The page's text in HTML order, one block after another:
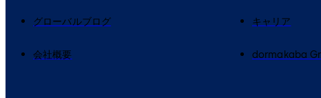
グローバルブログ キャリア
会社概要 dormakaba